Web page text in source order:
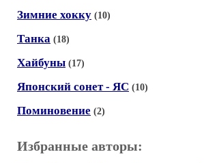
Зимние хокку (10)
Танка (18)
Хайбуны (17)
Японский сонет - ЯС (10)
Поминовение (2)
Избранные авторы: